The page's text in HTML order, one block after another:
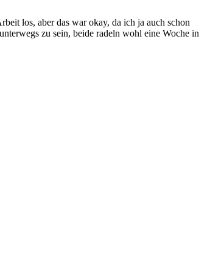
los, aber das war okay, da ich ja auch schon
zu sein, beide radeln wohl eine Woche in